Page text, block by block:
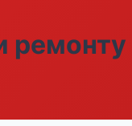
ремонту